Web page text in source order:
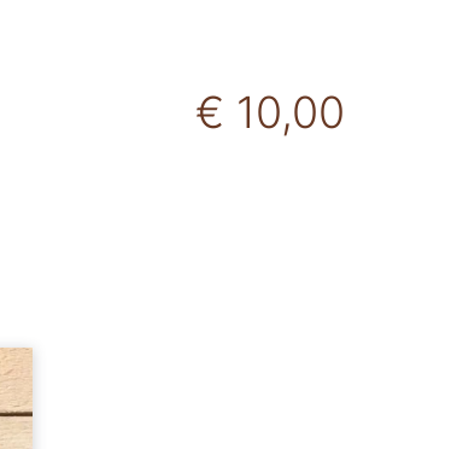
€ 10,00